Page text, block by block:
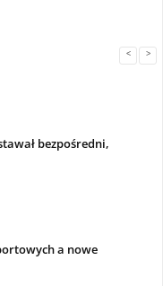
< >
bezpośredni,
a nowe